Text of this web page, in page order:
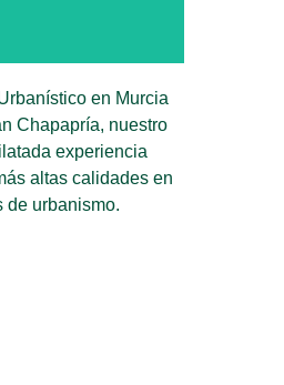
en Murcia
Chapapría, nuestro
experiencia
altas calidades en
de urbanismo.